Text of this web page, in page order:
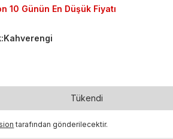
10 Günün En Düşük Fiyatı
:Kahverengi
Tükendi
tarafından gönderilecektir.